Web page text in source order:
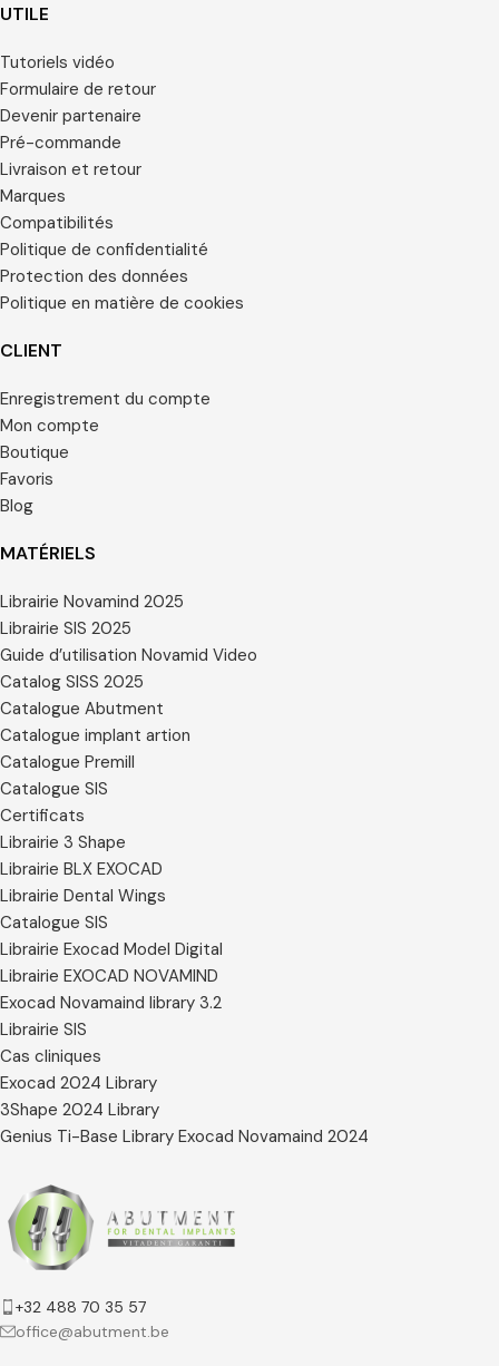
UTILE
Tutoriels vidéo
Formulaire de retour
Devenir partenaire
Pré-commande
Livraison et retour
Marques
Compatibilités
Politique de confidentialité
Protection des données
Politique en matière de cookies
CLIENT
Enregistrement du compte
Mon compte
Boutique
Favoris
Blog
MATÉRIELS
Librairie Novamind 2025
Librairie SIS 2025
Guide d’utilisation Novamid Video
Catalog SISS 2025
Catalogue Abutment
Catalogue implant artion
Catalogue Premill
Catalogue SIS
Certificats
Librairie 3 Shape
Librairie BLX EXOCAD
Librairie Dental Wings
Catalogue SIS
Librairie Exocad Model Digital
Librairie EXOCAD NOVAMIND
Exocad Novamaind library 3.2
Librairie SIS
Cas cliniques
Exocad 2024 Library
3Shape 2024 Library
Genius Ti-Base Library Exocad Novamaind 2024
+32 488 70 35 57
office@abutment.be